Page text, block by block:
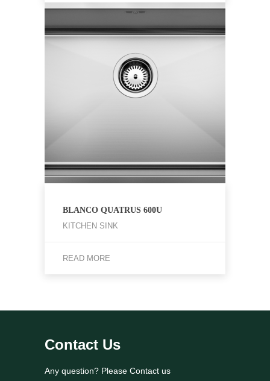
BLANCO QUATRUS 600U
KITCHEN SINK
READ MORE
Contact Us
Any question? Please Contact us